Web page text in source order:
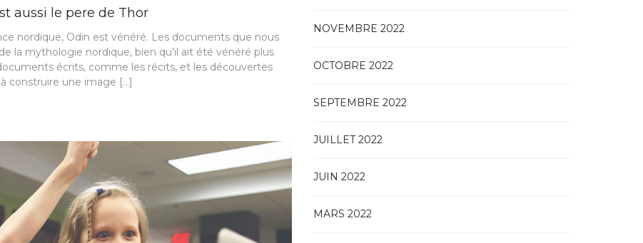
aussi le pere de Thor
nordique, Odin est vénéré. Les documents que nous
la mythologie nordique, bien qu’il ait été vénéré plus
écrits, comme les récits, et les découvertes
construire une image […]
NOVEMBRE 2022
OCTOBRE 2022
SEPTEMBRE 2022
JUILLET 2022
JUIN 2022
MARS 2022